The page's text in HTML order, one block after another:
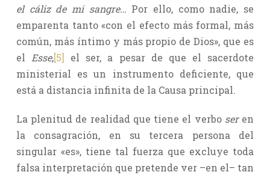
el cáliz de mi sangre… Por ello, como nadie, se
emparenta tanto «con el efecto más formal, más
común, más íntimo y más propio de Dios», que es
elEsse,[5]
el ser, a pesar de que el sacerdote
ministerial es un instrumento deficiente, que
está a distancia infinita de la Causa principal.
La plenitud de realidad que tiene el verbo seren
la consagración, en su tercera persona del
singular «es», tiene tal fuerza que excluye toda
falsa interpretación que pretende ver –en el– tan